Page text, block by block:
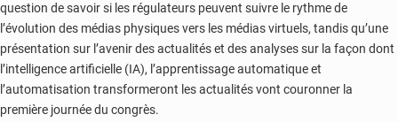
question de savoir si les régulateurs peuvent suivre le rythme de
l’évolution des médias physiques vers les médias virtuels, tandis qu’une
présentation sur l’avenir des actualités et des analyses sur la façon dont
l’intelligence artificielle (IA), l’apprentissage automatique et
l’automatisation transformeront les actualités vont couronner la
première journée du congrès.